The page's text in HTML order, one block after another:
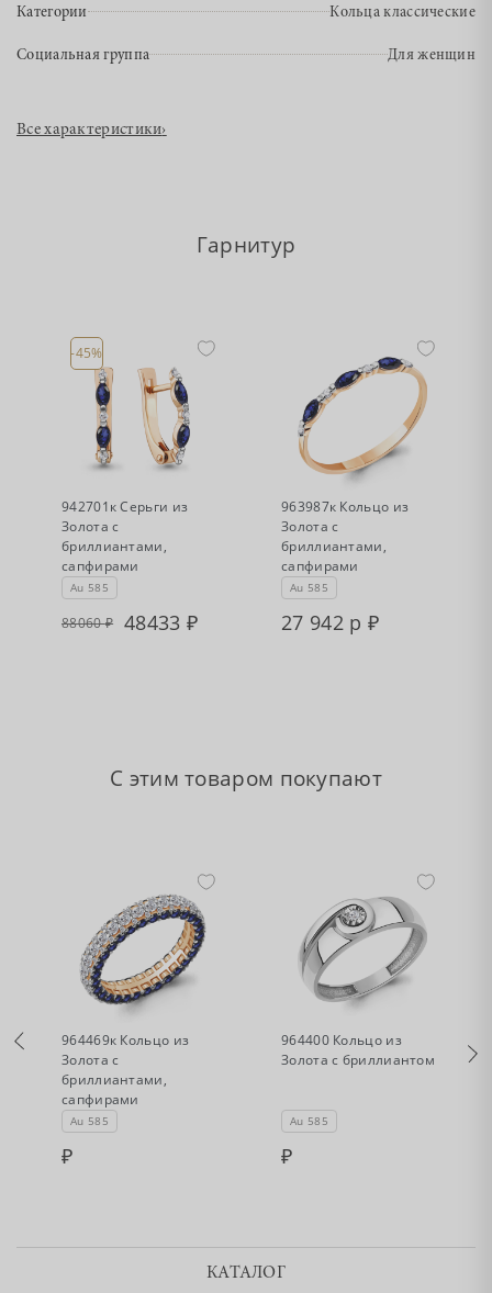
Категории Кольца классические
Социальная группа Для женщин
Все характеристики›
Гарнитур
-45%
942701к Серьги из
Золота с
бриллиантами,
сапфирами
Au 585
88060 48433
Нет в наличии
963987к Кольцо из
Золота с
бриллиантами,
сапфирами
Au 585
27 942 р
С этим товаром покупают
Нет в наличии
964469к Кольцо из
Золота с
бриллиантами,
сапфирами
Au 585
964400 Кольцо из
Золота с бриллиантом
Au 585
КАТАЛОГ